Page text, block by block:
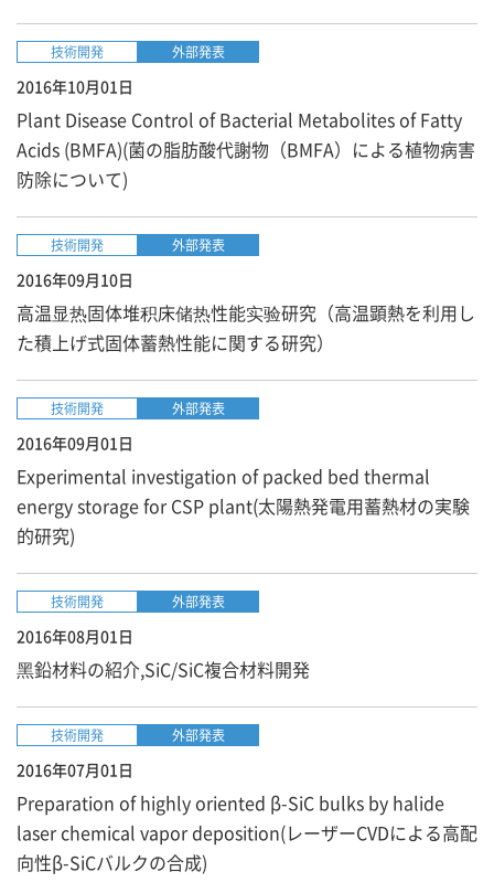
技術開発 外部発表
2016年10月01日
Plant Disease Control of Bacterial Metabolites of Fatty
Acids (BMFA)(菌の脂肪酸代謝物（BMFA）による植物病害
防除について)
技術開発 外部発表
2016年09月10日
高温显热固体堆积床储热性能实验研究（高温顕熱を利用し
た積上げ式固体蓄熱性能に関する研究）
技術開発 外部発表
2016年09月01日
Experimental investigation of packed bed thermal
energy storage for CSP plant(太陽熱発電用蓄熱材の実験
的研究)
技術開発 外部発表
2016年08月01日
⿊鉛材料の紹介,SiC/SiC複合材料開発
技術開発 外部発表
2016年07月01日
Preparation of highly oriented β-SiC bulks by halide
laser chemical vapor deposition(レーザーCVDによる高配
向性β-SiCバルクの合成)